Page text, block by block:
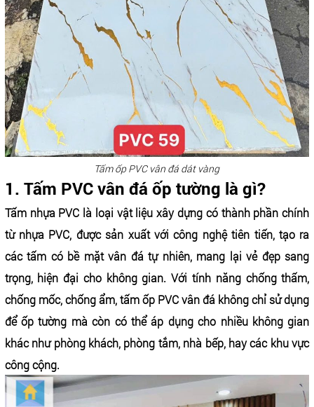
Tấm ốp PVC vân đá dát vàng
1. Tấm PVC vân đá ốp tường là gì?
Tấm nhựa PVC là loại vật liệu xây dựng có thành phần chính
từ nhựa PVC, được sản xuất với công nghệ tiên tiến, tạo ra
các tấm có bề mặt vân đá tự nhiên, mang lại vẻ đẹp sang
trọng, hiện đại cho không gian. Với tính năng chống thấm,
chống mốc, chống ẩm, tấm ốp PVC vân đá không chỉ sử dụng
để ốp tường mà còn có thể áp dụng cho nhiều không gian
khác như phòng khách, phòng tắm, nhà bếp, hay các khu vực
công cộng.